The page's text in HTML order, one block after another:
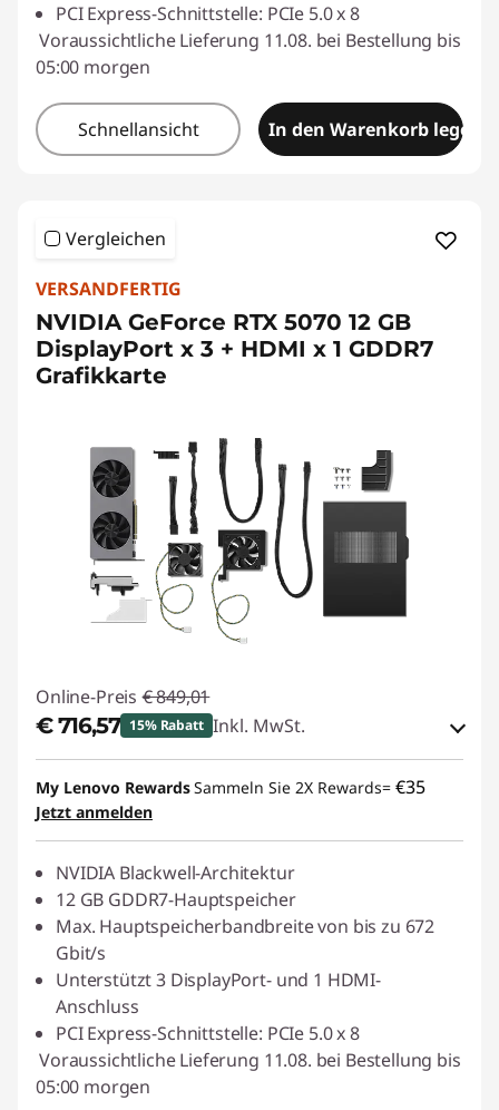
PCI Express-Schnittstelle: PCIe 5.0 x 8
Voraussichtliche Lieferung 11.08. bei Bestellung bis
05:00 morgen
Schnellansicht In den Warenkorb legen
Vergleichen
VERSANDFERTIG
NVIDIA GeForce RTX 5070 12 GB
DisplayPort x 3 + HDMI x 1 GDDR7
Grafikkarte
Online-Preis € 849,01
€ 716,57 15% Rabatt Inkl. MwSt.
eCoupon-Rabatt :-€ 132,44
eCoupon :THINKDEAL
My Lenovo RewardsSammeln Sie 2X Rewards= €35
Jetzt anmelden
NVIDIA Blackwell-Architektur
12 GB GDDR7-Hauptspeicher
Max. Hauptspeicherbandbreite von bis zu 672
Gbit/s
Unterstützt 3 DisplayPort- und 1 HDMI-
Anschluss
PCI Express-Schnittstelle: PCIe 5.0 x 8
Voraussichtliche Lieferung 11.08. bei Bestellung bis
05:00 morgen